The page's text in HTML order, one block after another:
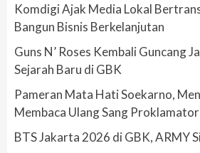
Komdigi Ajak Media Lokal
Bangun Bisnis Berkelanjutan
Guns N’ Roses Kembali Guncang
Sejarah Baru di GBK
Pameran Mata Hati Soekarno,
Membaca Ulang Sang Proklamator
BTS Jakarta 2026 di GBK, ARMY